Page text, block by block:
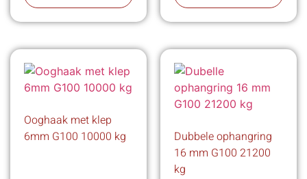
Ooghaak met klep
6mm G100 10000 kg
Dubbele ophangring
16 mm G100 21200
kg